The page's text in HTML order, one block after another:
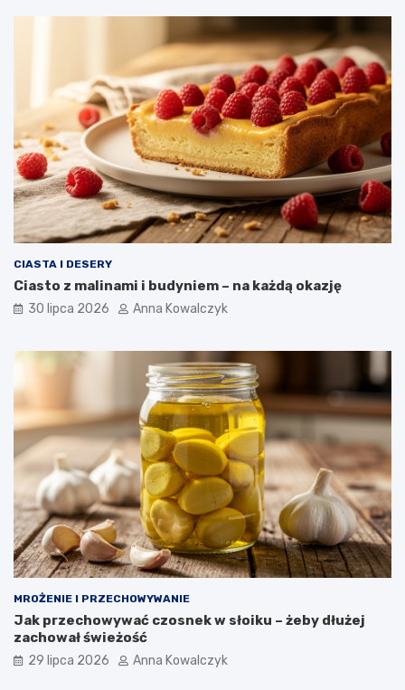
CIASTA I DESERY
Ciasto z malinami i budyniem – na każdą okazję
30 lipca 2026 Anna Kowalczyk
MROŻENIE I PRZECHOWYWANIE
Jak przechowywać czosnek w słoiku – żeby dłużej
zachował świeżość
29 lipca 2026 Anna Kowalczyk